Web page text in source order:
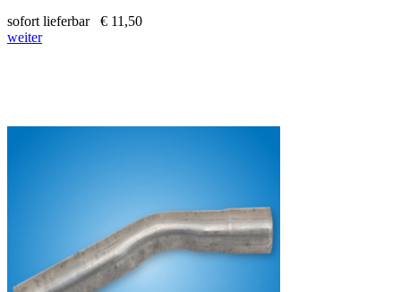
sofort lieferbar
€ 11,50
weiter